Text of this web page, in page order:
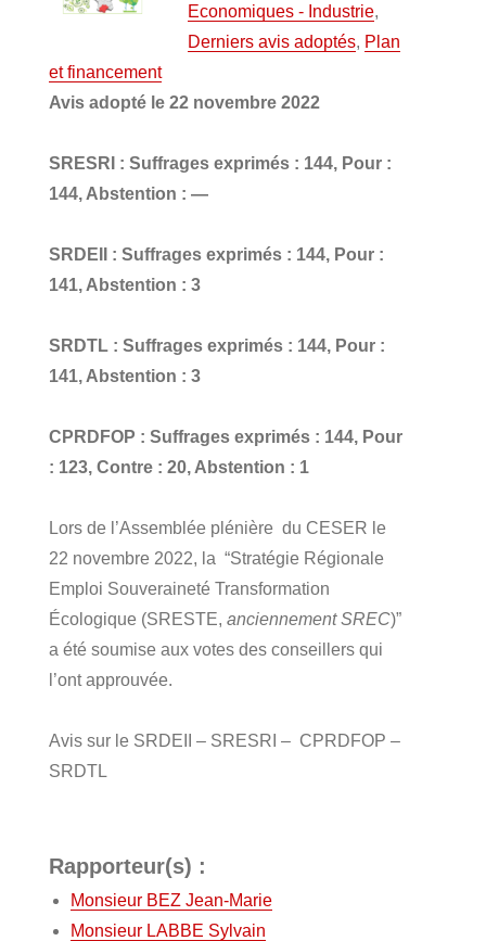
Economiques - Industrie,
Derniers avis adoptés, Plan
et financement
Avis adopté le 22 novembre 2022
SRESRI : Suffrages exprimés : 144, Pour :
144, Abstention : —
SRDEII : Suffrages exprimés : 144, Pour :
141, Abstention : 3
SRDTL : Suffrages exprimés : 144, Pour :
141, Abstention : 3
CPRDFOP : Suffrages exprimés : 144, Pour
: 123, Contre : 20, Abstention : 1
Lors de l’Assemblée plénière du CESER le
22 novembre 2022, la “Stratégie Régionale
Emploi Souveraineté Transformation
Écologique (SRESTE, anciennement SREC)”
a été soumise aux votes des conseillers qui
l’ont approuvée.
Avis sur le SRDEII – SRESRI – CPRDFOP –
SRDTL
Rapporteur(s) :
Monsieur BEZ Jean-Marie
Monsieur LABBE Sylvain